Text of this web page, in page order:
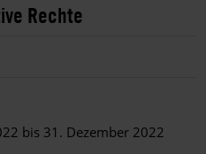
Rechte
bis 31. Dezember 2022